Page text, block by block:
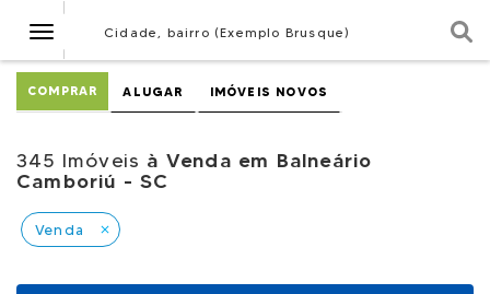
NavegaçãoCidade, bairro (Exemplo Brusque)
COMPRAR ALUGAR IMÓVEIS NOVOS
345 Imóveis à Venda em Balneário
Camboriú - SC
Venda close